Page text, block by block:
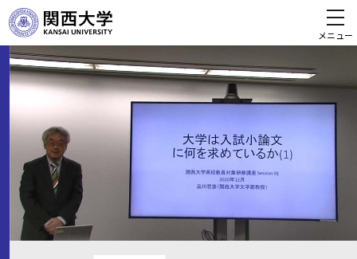
メニュー